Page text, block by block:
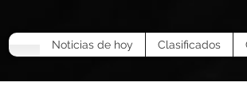
Noticias de hoy Clasificados